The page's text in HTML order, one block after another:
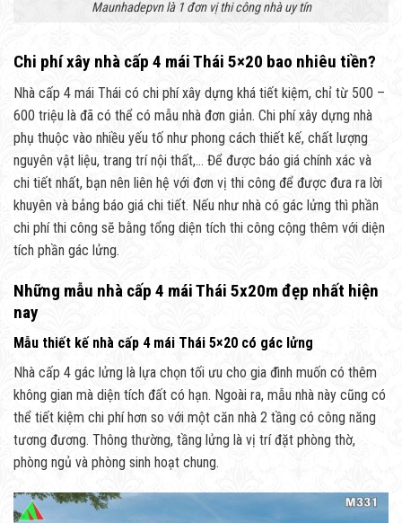
Maunhadepvn là 1 đơn vị thi công nhà uy tín
Chi phí xây nhà cấp 4 mái Thái 5×20 bao nhiêu tiền?
Nhà cấp 4 mái Thái có chi phí xây dựng khá tiết kiệm, chỉ từ 500 –
600 triệu là đã có thể có mẫu nhà đơn giản. Chi phí xây dựng nhà
phụ thuộc vào nhiều yếu tố như phong cách thiết kế, chất lượng
nguyên vật liệu, trang trí nội thất,… Để được báo giá chính xác và
chi tiết nhất, bạn nên liên hệ với đơn vị thi công để được đưa ra lời
khuyên và bảng báo giá chi tiết. Nếu như nhà có gác lửng thì phần
chi phí thi công sẽ bằng tổng diện tích thi công cộng thêm với diện
tích phần gác lửng.
Những mẫu nhà cấp 4 mái Thái 5x20m đẹp nhất hiện
nay
Mẫu thiết kế nhà cấp 4 mái Thái 5×20 có gác lửng
Nhà cấp 4 gác lửng là lựa chọn tối ưu cho gia đình muốn có thêm
không gian mà diện tích đất có hạn. Ngoài ra, mẫu nhà này cũng có
thể tiết kiệm chi phí hơn so với một căn nhà 2 tầng có công năng
tương đương. Thông thường, tầng lửng là vị trí đặt phòng thờ,
phòng ngủ và phòng sinh hoạt chung.